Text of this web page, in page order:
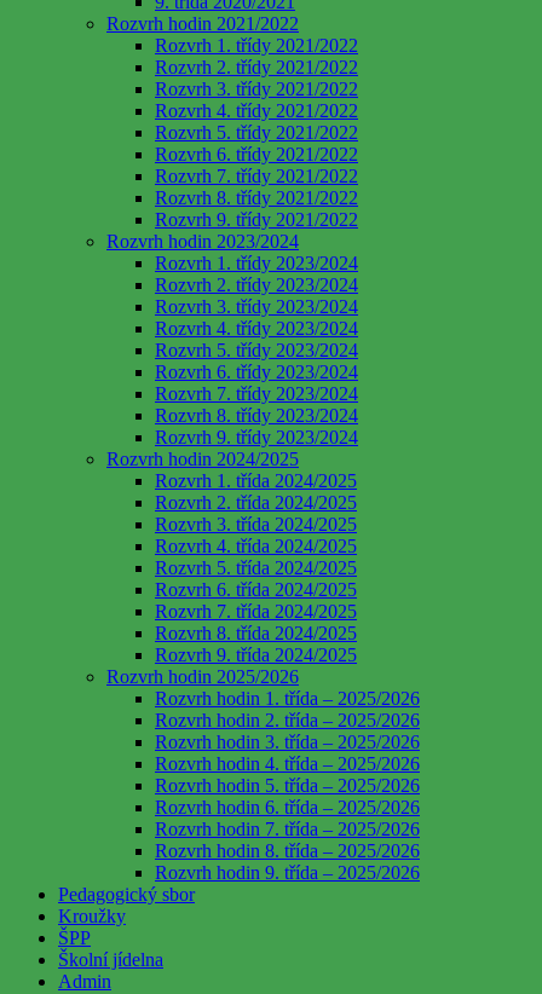
Rozvrh hodin 2021/2022
Rozvrh 1. třídy 2021/2022
Rozvrh 2. třídy 2021/2022
Rozvrh 3. třídy 2021/2022
Rozvrh 4. třídy 2021/2022
Rozvrh 5. třídy 2021/2022
Rozvrh 6. třídy 2021/2022
Rozvrh 7. třídy 2021/2022
Rozvrh 8. třídy 2021/2022
Rozvrh 9. třídy 2021/2022
Rozvrh hodin 2023/2024
Rozvrh 1. třídy 2023/2024
Rozvrh 2. třídy 2023/2024
Rozvrh 3. třídy 2023/2024
Rozvrh 4. třídy 2023/2024
Rozvrh 5. třídy 2023/2024
Rozvrh 6. třídy 2023/2024
Rozvrh 7. třídy 2023/2024
Rozvrh 8. třídy 2023/2024
Rozvrh 9. třídy 2023/2024
Rozvrh hodin 2024/2025
Rozvrh 1. třída 2024/2025
Rozvrh 2. třída 2024/2025
Rozvrh 3. třída 2024/2025
Rozvrh 4. třída 2024/2025
Rozvrh 5. třída 2024/2025
Rozvrh 6. třída 2024/2025
Rozvrh 7. třída 2024/2025
Rozvrh 8. třída 2024/2025
Rozvrh 9. třída 2024/2025
Rozvrh hodin 2025/2026
Rozvrh hodin 1. třída – 2025/2026
Rozvrh hodin 2. třída – 2025/2026
Rozvrh hodin 3. třída – 2025/2026
Rozvrh hodin 4. třída – 2025/2026
Rozvrh hodin 5. třída – 2025/2026
Rozvrh hodin 6. třída – 2025/2026
Rozvrh hodin 7. třída – 2025/2026
Rozvrh hodin 8. třída – 2025/2026
Rozvrh hodin 9. třída – 2025/2026
Pedagogický sbor
Kroužky
ŠPP
Školní jídelna
Admin